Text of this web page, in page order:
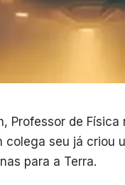
Professor de Física
colega seu já criou
para a Terra.